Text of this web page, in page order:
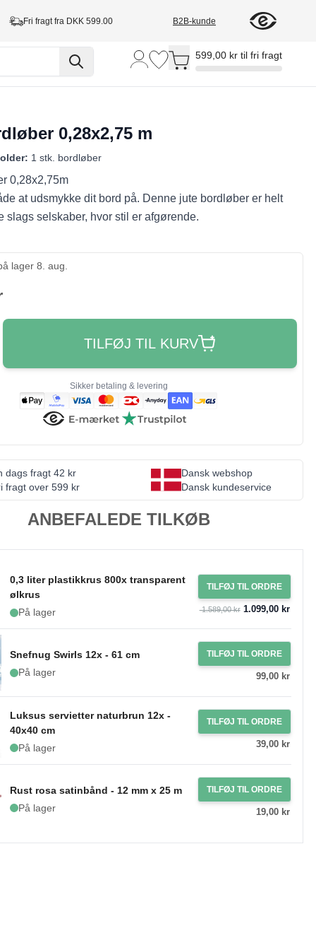
Fri fragt fra DKK 599.00 B2B-kunde
Toggle minicart, Cart is empty
599,00 kr til fri fragt
0,28x2,75 m
1 stk. bordløber
0,28x2,75m
at udsmykke dit bord på. Denne jute bordløber er helt
slags selskaber, hvor stil er afgørende.
lager 8. aug.
TILFØJ TIL KURV
Sikker betaling & levering
dags fragt 42 kr
fragt over 599 kr
Dansk webshop
Dansk kundeservice
ANBEFALEDE TILKØB
0,3 liter plastikkrus 800x transparent
ølkrus
På lager
TILFØJ TIL ORDRE
1.589,00 kr1.099,00 kr
Snefnug Swirls 12x - 61 cm
På lager
TILFØJ TIL ORDRE
99,00 kr
Luksus servietter naturbrun 12x -
40x40 cm
På lager
TILFØJ TIL ORDRE
39,00 kr
Rust rosa satinbånd - 12 mm x 25 m
På lager
TILFØJ TIL ORDRE
19,00 kr